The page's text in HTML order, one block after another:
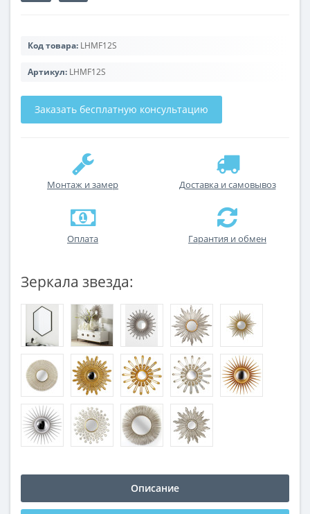
Код товара: LHMF12S
Артикул: LHMF12S
Заказать бесплатную консультацию
Монтаж и замер Доставка и самовывоз
Оплата Гарантия и обмен
Зеркала звезда:
Описание